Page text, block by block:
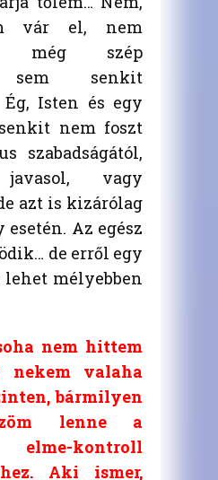
vár el, nem
még szép
sem senkit
Isten és egy
nem foszt
szabadságától,
vagy
azt is kizárólag
Az egész
de erről egy
mélyebben
nem hittem
nekem valaha
bármilyen
lenne a
kontroll
Aki ismer,